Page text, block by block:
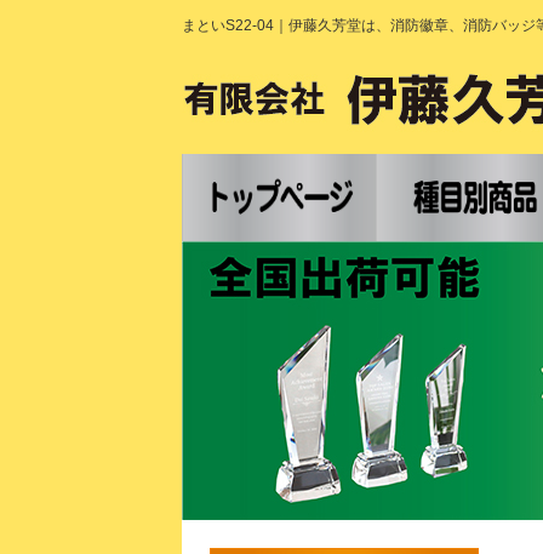
まといS22-04｜伊藤久芳堂は、消防徽章、消防バッ